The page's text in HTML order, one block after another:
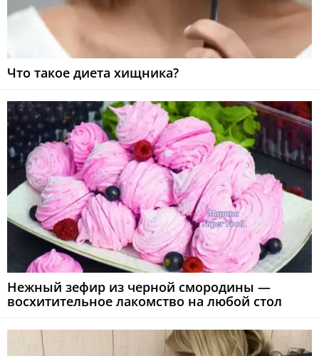
Что такое диета хищника?
Нежный зефир из черной смородины —
восхитительное лакомство на любой стол